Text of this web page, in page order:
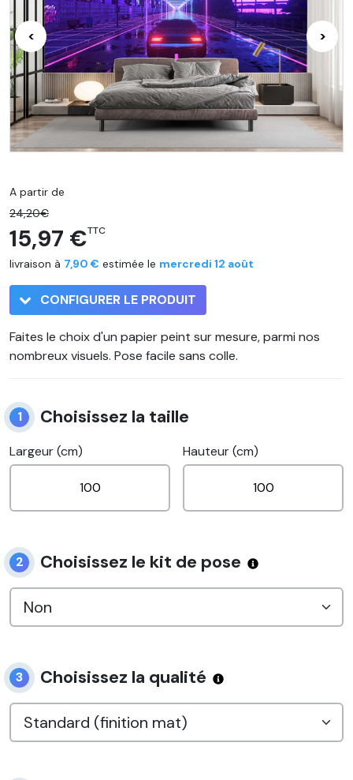
< >
A partir de
24,20€
15,97 €TTC
livraison à 7,90 € estimée le mercredi 12 août
CONFIGURER LE PRODUIT
Faites le choix d'un papier peint sur mesure, parmi nos
nombreux visuels. Pose facile sans colle.
1 Choisissez la taille
Largeur (cm) Hauteur (cm)
2 Choisissez le kit de pose
3 Choisissez la qualité